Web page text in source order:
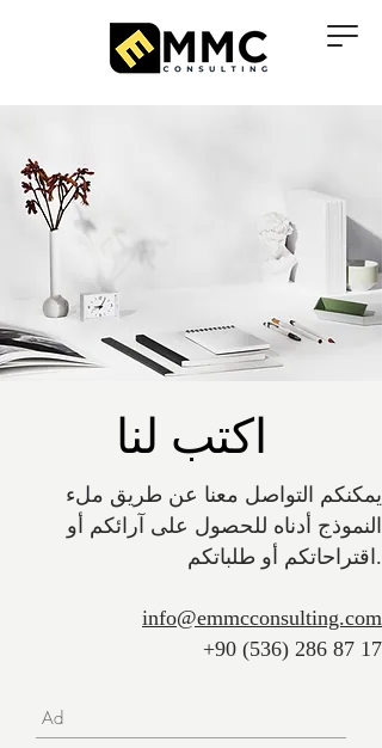
اكتب لنا
يمكنكم التواصل معنا عن طريق ملء
النموذج أدناه للحصول على آرائكم أو
اقتراحاتكم أو طلباتكم.
info@emmcconsulting.com
+90 (536) 286 87 17